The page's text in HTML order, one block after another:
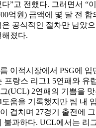
”고 전했다. 그러면서 “
억원) 금액에 몇 달 전 합
공식적인 절차만 남았
졌다.
이적시장에서 PSG에 입
프랑스 리그1 5연패와 유
(UCL) 2연패의 기쁨을
도움을 기록했지만 팀 내
겹치며 27경기 출전에
불과하다. UCL에서는 리